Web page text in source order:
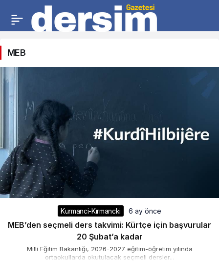
MEB
Kurmanci-Kırmancki 6 ay önce
MEB’den seçmeli ders takvimi: Kürtçe için başvurular
20 Şubat’a kadar
Milli Eğitim Bakanlığı, 2026-2027 eğitim-öğretim yılında
ortaokullarda okutulacak seçmeli dersler...